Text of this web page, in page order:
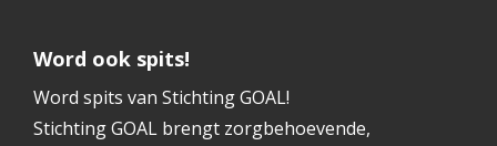
Word ook spits!
Word spits van Stichting GOAL!
Stichting GOAL brengt zorgbehoevende,